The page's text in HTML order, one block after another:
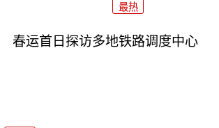
最热
春运首日探访多地铁路调度中心